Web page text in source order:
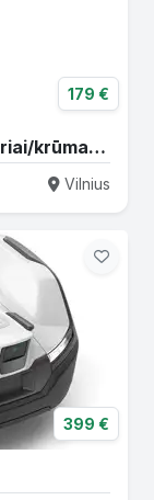
179 €
Japoniški ECHO Benzininiai Trimeriai/krūmapjovės!
Vilnius
399 €